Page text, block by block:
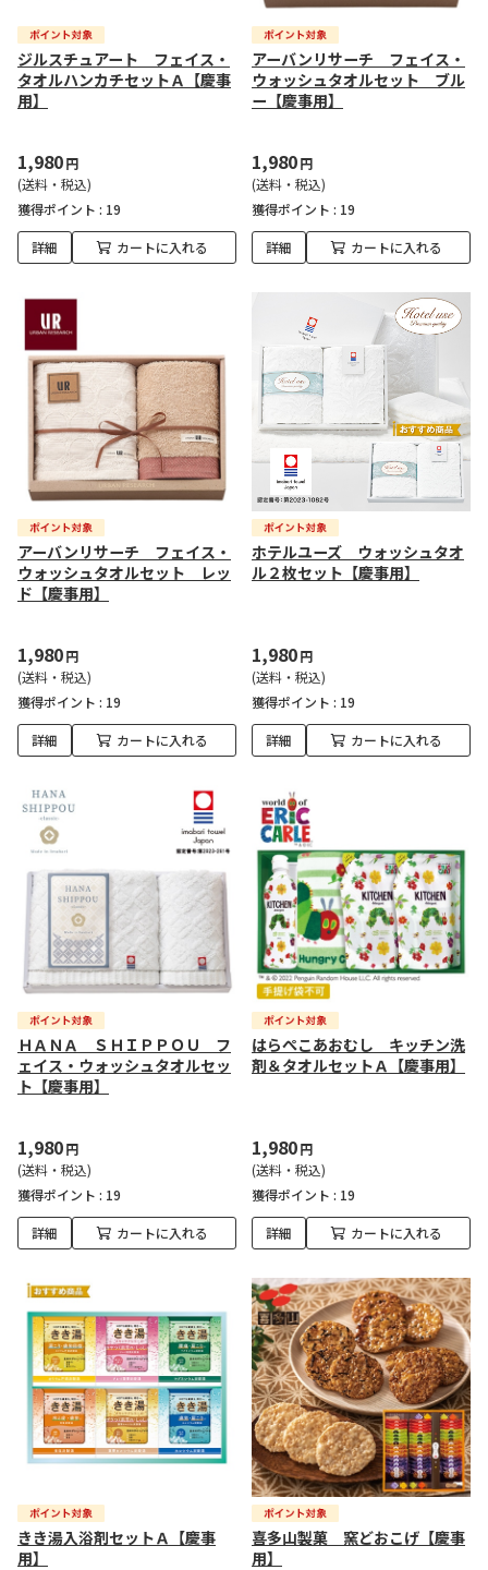
ジルスチュアート フェイス・
タオルハンカチセットＡ【慶事
用】
1,980円
(送料・税込)
獲得ポイント : 19
詳細 カートに入れる
アーバンリサーチ フェイス・
ウォッシュタオルセット ブル
ー【慶事用】
1,980円
(送料・税込)
獲得ポイント : 19
詳細 カートに入れる
アーバンリサーチ フェイス・
ウォッシュタオルセット レッ
ド【慶事用】
1,980円
(送料・税込)
獲得ポイント : 19
詳細 カートに入れる
ホテルユーズ ウォッシュタオ
ル２枚セット【慶事用】
1,980円
(送料・税込)
獲得ポイント : 19
詳細 カートに入れる
ＨＡＮＡ ＳＨＩＰＰＯＵ フ
ェイス・ウォッシュタオルセッ
ト【慶事用】
1,980円
(送料・税込)
獲得ポイント : 19
詳細 カートに入れる
はらぺこあおむし キッチン洗
剤＆タオルセットＡ【慶事用】
1,980円
(送料・税込)
獲得ポイント : 19
詳細 カートに入れる
きき湯入浴剤セットＡ【慶事
用】
喜多山製菓 窯どおこげ【慶事
用】